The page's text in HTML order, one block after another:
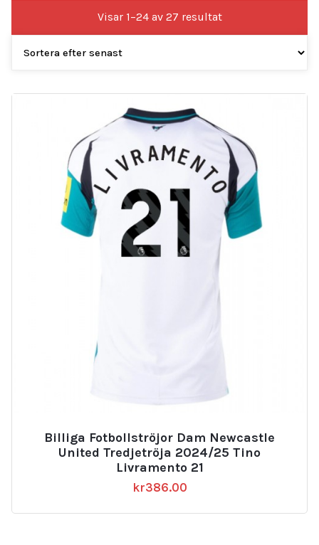
Visar 1–24 av 27 resultatSortera
efter
Billiga Fotbollströjor Dam Newcastle
United Tredjetröja 2024/25 Tino
Livramento 21
kr386.00